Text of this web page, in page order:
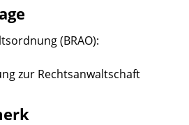
(BRAO):
zur Rechtsanwaltschaft